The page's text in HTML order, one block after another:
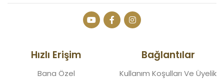
Hızlı Erişim
Bana Özel
Bağlantılar
Kullanım Koşulları Ve Üyelik